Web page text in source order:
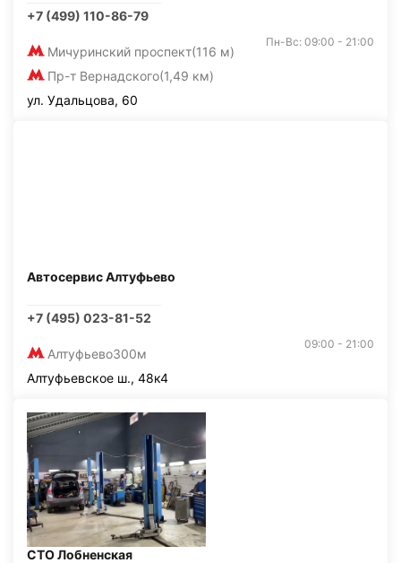
+7 (499) 110-86-79
Мичуринский проспект(116 м)
Пр-т Вернадского(1,49 км)
Пн-Вс: 09:00 - 21:00
ул. Удальцова, 60
Автосервис Алтуфьево
+7 (495) 023-81-52
Алтуфьево300м
09:00 - 21:00
Алтуфьевское ш., 48к4
СТО Лобненская